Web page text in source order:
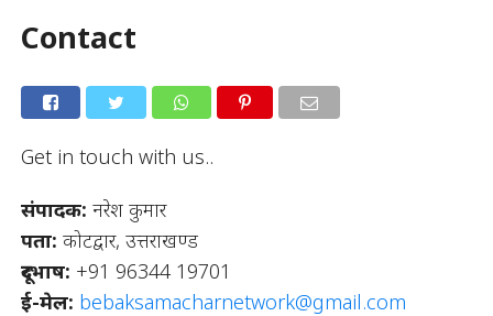
Contact
Get in touch with us..
संपादक: नरेश कुमार
पता: कोटद्वार, उत्तराखण्ड
दूरभाष: +91 96344 19701
ई-मेल: bebaksamacharnetwork@gmail.com